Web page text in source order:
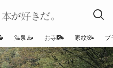
温泉♨ お寺🎑 家紋🌸 プ